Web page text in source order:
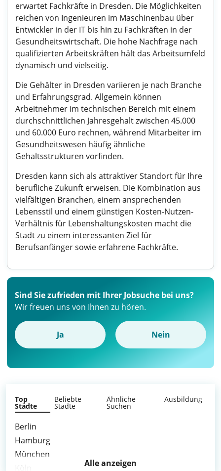
erwartet Fachkräfte in Dresden. Die Möglichkeiten
reichen von Ingenieuren im Maschinenbau über
Entwickler in der IT bis hin zu Fachkräften in der
Gesundheitswirtschaft. Die hohe Nachfrage nach
qualifizierten Arbeitskräften hält das Arbeitsumfeld
dynamisch und vielseitig.
Die Gehälter in Dresden variieren je nach Branche
und Erfahrungsgrad. Allgemein können
Arbeitnehmer im technischen Bereich mit einem
durchschnittlichen Jahresgehalt zwischen 45.000
und 60.000 Euro rechnen, während Mitarbeiter im
Gesundheitswesen häufig ähnliche
Gehaltsstrukturen vorfinden.
Dresden kann sich als attraktiver Standort für Ihre
berufliche Zukunft erweisen. Die Kombination aus
vielfältigen Branchen, einem ansprechenden
Lebensstil und einem günstigen Kosten-Nutzen-
Verhältnis für Lebenshaltungskosten macht die
Stadt zu einem interessanten Ziel für
Berufsanfänger sowie erfahrene Fachkräfte.
Sind Sie zufrieden mit Ihrer Jobsuche bei uns?
Wir freuen uns von Ihnen zu hören.
Ja Nein
Top
Städte
Beliebte
Städte
Ähnliche
Suchen
Ausbildung
Berlin
Hamburg
München
Alle anzeigen